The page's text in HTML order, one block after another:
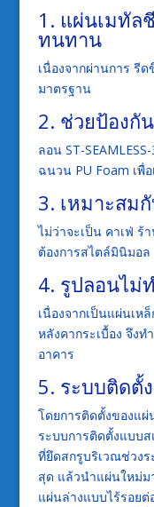
1. แผ่นเมทัล
ทนทาน
เนื่องจากผ่านการ รด
มาตรฐาน
2. ช่วยป้องกั
ลอนST-
ฉนวนPU Foam เพื่
3. เหมาะสม
ไม่ว่าจะเป็น คาเฟ่ ร้
ต้องการสไตล์มินิมอล
4. รูปลอนไม่
เนื่องจากเป็นแผ่นเห
หลังคากระเบื้อง จึงท
อาคาร
5. ระบบติดตั้
โดยการติดตั้งของแผ่
ระบบการติดตั้งแบบ
ที่ยึดสกรูบริเวณช่วงร
สุด แล้วนำแผ่นใหม่ม
แผ่นล่างแบบไร้รอยต่